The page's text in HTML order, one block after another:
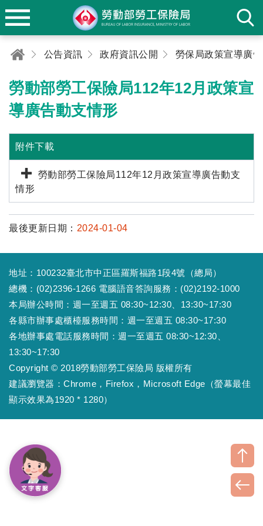
公告資訊 政府資訊公開
勞動部勞工保險局112年12月政策宣
導廣告動支情形
附件下載
勞動部勞工保險局112年12月政策宣導廣告動支
情形
最後更新日期： 2024-01-04
地址：100232臺北市中正區羅斯福路1段4號（總局）
總機：(02)2396-1266 電腦語音答詢服務：(02)2192-1000
本局辦公時間：週一至週五 08:30~12:30、13:30~17:30
各縣市辦事處櫃檯服務時間：週一至週五 08:30~17:30
各地辦事處電話服務時間：週一至週五 08:30~12:30、
13:30~17:30
Copyright © 2018勞動部勞工保險局 版權所有
建議瀏覽器：Chrome，Firefox，Microsoft Edge（螢幕最佳
顯示效果為1920 * 1280）